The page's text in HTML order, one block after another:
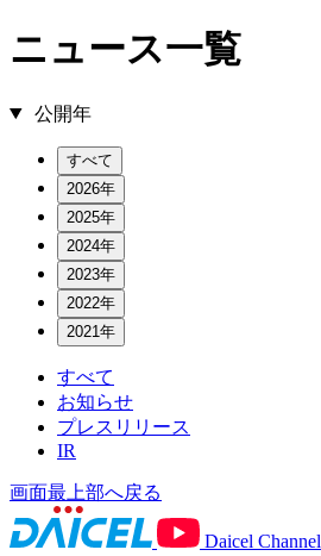
ニュース一覧
公開年
すべて
2026年
2025年
2024年
2023年
2022年
2021年
すべて
お知らせ
プレスリリース
IR
画面最上部へ戻る
Daicel Channel